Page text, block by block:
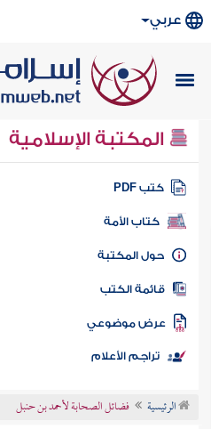
عربي
المكتبة الإسلامية
كتب PDF
كتاب الأمة
المكتبة
الكتب
موضوعي
تراجم الأعلام
الرئيسية فضائل الصحابة لأحمد بن حنبل